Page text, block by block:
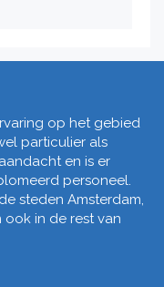
op het gebied
particulier als
en is er
personeel.
steden Amsterdam,
ook in de rest van